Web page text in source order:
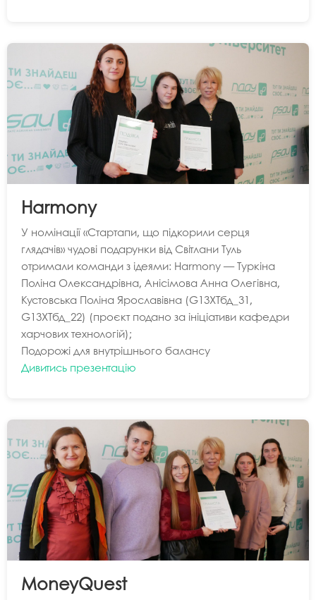
Harmony
У номінації «Стартапи, що підкорили серця
глядачів» чудові подарунки від Світлани Туль
отримали команди з ідеями: Harmony — Туркіна
Поліна Олександрівна, Анісімова Анна Олегівна,
Кустовська Поліна Ярославівна (G13ХТбд_31,
G13ХТбд_22) (проєкт подано за ініціативи кафедри
харчових технологій);
Подорожі для внутрішнього балансу
Дивитись презентацію
MoneyQuest